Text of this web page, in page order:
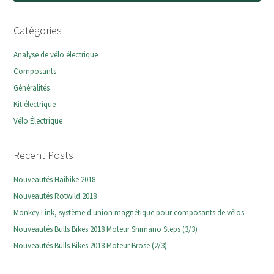
Catégories
Analyse de vélo électrique
Composants
Généralités
Kit électrique
Vélo Électrique
Recent Posts
Nouveautés Haibike 2018
Nouveautés Rotwild 2018
Monkey Link, système d'union magnétique pour composants de vélos
Nouveautés Bulls Bikes 2018 Moteur Shimano Steps (3/3)
Nouveautés Bulls Bikes 2018 Moteur Brose (2/3)